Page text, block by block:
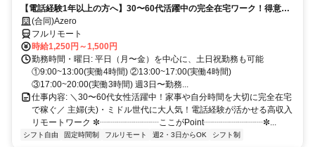
【電話経験1年以上の方へ】30〜60代活躍中の完全在宅ワーク！得意な
電話対応で15時までに賢く稼ぐ✨買取経験者は即優遇！
(合同)Azero
フルリモート
時給1,250円～1,500円
勤務時間・曜日: 平日（月〜金）を中心に、土日祝勤務も可能
①9:00~13:00(実働4時間) ②13:00~17:00(実働4時間)
③17:00~20:00(実働3時間) 週3日〜勤務...
仕事内容: ＼30〜60代女性活躍中！家事や自分時間を大切に完全在宅
で稼ぐ／ 主婦(夫)・ミドル世代に大人気！電話経験が活かせる高収入
リモートワーク ✼┈┈┈┈┈┈┈ここがPoint┈┈┈┈┈┈┈✼...
シフト自由 固定時間制 フルリモート 週2・3日からOK シフト制